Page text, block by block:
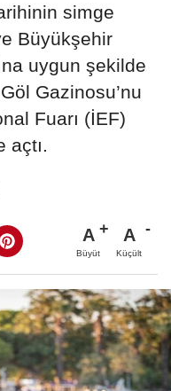
simge
Büyükşehir
uygun şekilde
Gazinosu’nu
Fuarı (İEF)
açtı.
A
Büyüt
A
Küçült